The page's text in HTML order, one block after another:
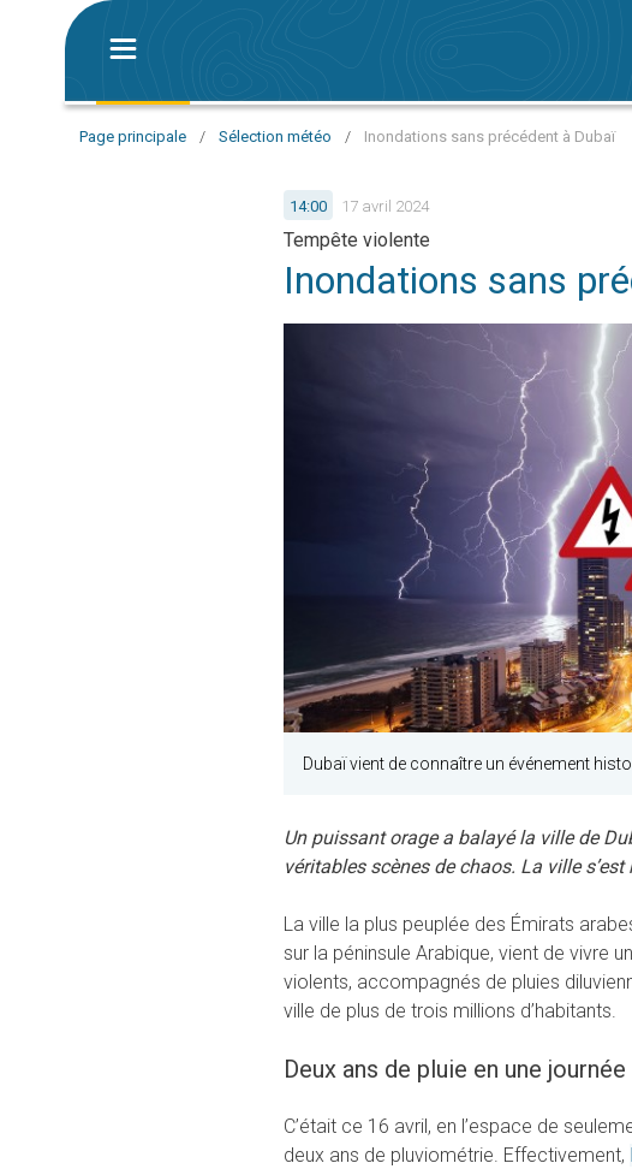
Page principale / Sélection météo / Inondations sans précédent à Dubaï
14:00 17 avril 2024
Tempête violente
Inondations sans
Dubaï vient de connaître un événement
Un puissant orage a balayé la ville de
véritables scènes de chaos. La ville
La ville la plus peuplée des Émirats
sur la péninsule Arabique, vient de vivre
violents, accompagnés de pluies
ville de plus de trois millions d’habitants.
Deux ans de pluie en une journée
C’était ce 16 avril, en l’espace de
deux ans de pluviométrie. Effectivement,